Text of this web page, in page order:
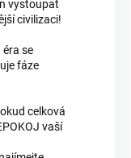
vystoupat
civilizaci!
éra se
fáze
celková
vaší